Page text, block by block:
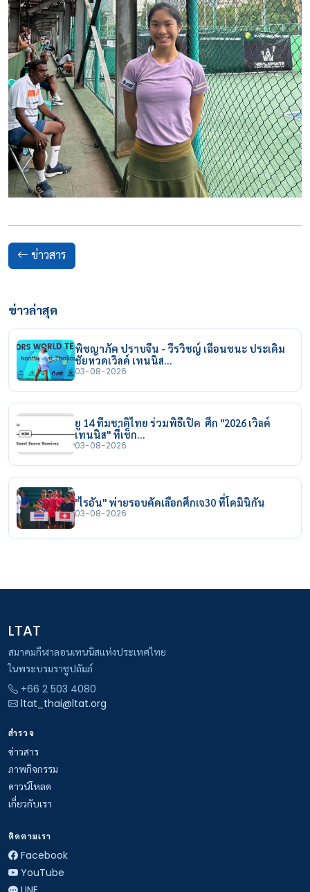
ข่าวสาร
ข่าวล่าสุด
พิชญาภัค ปราบจีน - วีรวิชญ์ เฉือนชนะ ประเดิม
ชัยหวดเวิลด์ เทนนิส…
03-08-2026
ยู 14 ทีมชาติไทย ร่วมพิธีเปิด ศึก "2026 เวิลด์
เทนนิส" ที่เช็ก…
03-08-2026
"ไรอัน" พ่ายรอบคัดเลือกศึกเจ30 ที่โดมินิกัน
03-08-2026
LTAT
สมาคมกีฬาลอนเทนนิสแห่งประเทศไทย
ในพระบรมราชูปถัมภ์
+66 2 503 4080
ltat_thai@ltat.org
สำรวจ
ข่าวสาร
ภาพกิจกรรม
ดาวน์โหลด
เกี่ยวกับเรา
ติดตามเรา
Facebook
YouTube